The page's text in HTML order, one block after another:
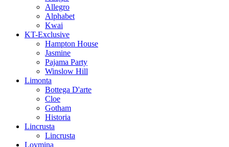
Allegro
Alphabet
Kwai
KT-Exclusive
Hampton House
Jasmine
Pajama Party
Winslow Hill
Limonta
Bottega D'arte
Cloe
Gotham
Historia
Lincrusta
Lincrusta
Loymina